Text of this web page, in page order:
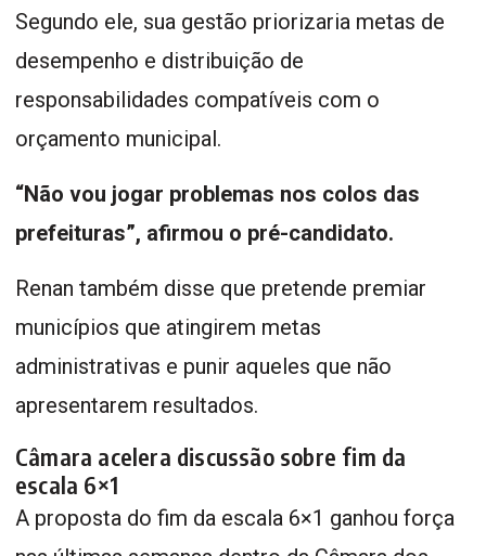
Segundo ele, sua gestão priorizaria metas de
desempenho e distribuição de
responsabilidades compatíveis com o
orçamento municipal.
“Não vou jogar problemas nos colos das
prefeituras”, afirmou o pré-candidato.
Renan também disse que pretende premiar
municípios que atingirem metas
administrativas e punir aqueles que não
apresentarem resultados.
Câmara acelera discussão sobre fim da
escala 6×1
A proposta do fim da escala 6×1 ganhou força